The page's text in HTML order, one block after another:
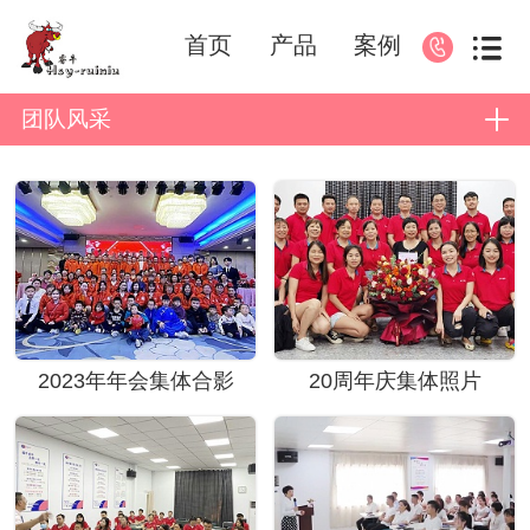
首页 产品 案例
团队风采
2023年年会集体合影 20周年庆集体照片